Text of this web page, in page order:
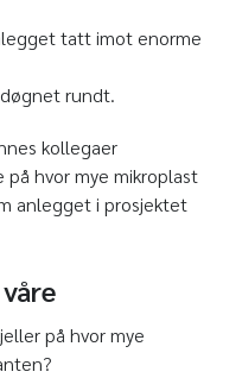
tatt imot enorme
rundt.
kollegaer
hvor mye mikroplast
anlegget i prosjektet
på hvor mye